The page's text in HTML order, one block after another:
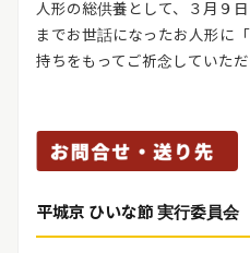
人形の総供養として、３月９
までお世話になったお人形に
持ちをもってご祈念していただ
平城京 ひいな節 実行委員会